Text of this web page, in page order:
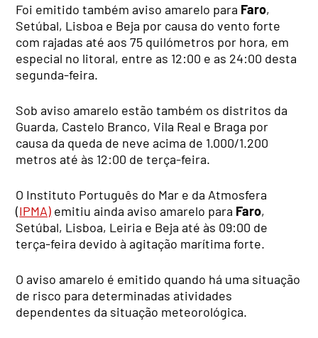
Foi emitido também aviso amarelo para Faro,
Setúbal, Lisboa e Beja por causa do vento forte
com rajadas até aos 75 quilómetros por hora, em
especial no litoral, entre as 12:00 e as 24:00 desta
segunda-feira.
Sob aviso amarelo estão também os distritos da
Guarda, Castelo Branco, Vila Real e Braga por
causa da queda de neve acima de 1.000/1.200
metros até às 12:00 de terça-feira.
O Instituto Português do Mar e da Atmosfera
(IPMA) emitiu ainda aviso amarelo para Faro,
Setúbal, Lisboa, Leiria e Beja até às 09:00 de
terça-feira devido à agitação marítima forte.
O aviso amarelo é emitido quando há uma situação
de risco para determinadas atividades
dependentes da situação meteorológica.